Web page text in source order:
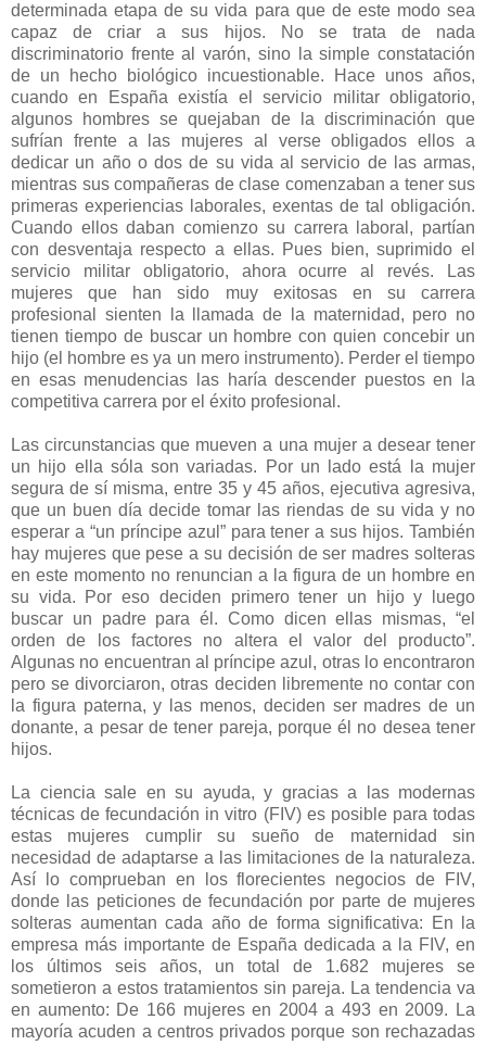
determinada etapa de su vida para que de este modo sea
capaz de criar a sus hijos. No se trata de nada
discriminatorio frente al varón, sino la simple constatación
de un hecho biológico incuestionable. Hace unos años,
cuando en España existía el servicio militar obligatorio,
algunos hombres se quejaban de la discriminación que
sufrían frente a las mujeres al verse obligados ellos a
dedicar un año o dos de su vida al servicio de las armas,
mientras sus compañeras de clase comenzaban a tener sus
primeras experiencias laborales, exentas de tal obligación.
Cuando ellos daban comienzo su carrera laboral, partían
con desventaja respecto a ellas. Pues bien, suprimido el
servicio militar obligatorio, ahora ocurre al revés. Las
mujeres que han sido muy exitosas en su carrera
profesional sienten la llamada de la maternidad, pero no
tienen tiempo de buscar un hombre con quien concebir un
hijo (el hombre es ya un mero instrumento). Perder el tiempo
en esas menudencias las haría descender puestos en la
competitiva carrera por el éxito profesional.
Las circunstancias que mueven a una mujer a desear tener
un hijo ella sóla son variadas. Por un lado está la mujer
segura de sí misma, entre 35 y 45 años, ejecutiva agresiva,
que un buen día decide tomar las riendas de su vida y no
esperar a “un príncipe azul” para tener a sus hijos. También
hay mujeres que pese a su decisión de ser madres solteras
en este momento no renuncian a la figura de un hombre en
su vida. Por eso deciden primero tener un hijo y luego
buscar un padre para él. Como dicen ellas mismas, “el
orden de los factores no altera el valor del producto”.
Algunas no encuentran al príncipe azul, otras lo encontraron
pero se divorciaron, otras deciden libremente no contar con
la figura paterna, y las menos, deciden ser madres de un
donante, a pesar de tener pareja, porque él no desea tener
hijos.
La ciencia sale en su ayuda, y gracias a las modernas
técnicas de fecundación in vitro (FIV) es posible para todas
estas mujeres cumplir su sueño de maternidad sin
necesidad de adaptarse a las limitaciones de la naturaleza.
Así lo comprueban en los florecientes negocios de FIV,
donde las peticiones de fecundación por parte de mujeres
solteras aumentan cada año de forma significativa: En la
empresa más importante de España dedicada a la FIV, en
los últimos seis años, un total de 1.682 mujeres se
sometieron a estos tratamientos sin pareja. La tendencia va
en aumento: De 166 mujeres en 2004 a 493 en 2009. La
mayoría acuden a centros privados porque son rechazadas